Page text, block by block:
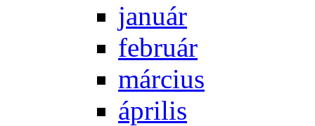
ja­nu­ár
feb­ru­ár
már­ci­us
áp­ri­lis